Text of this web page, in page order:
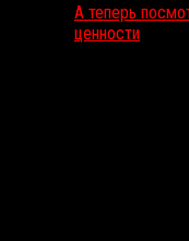
А теперь
ценности